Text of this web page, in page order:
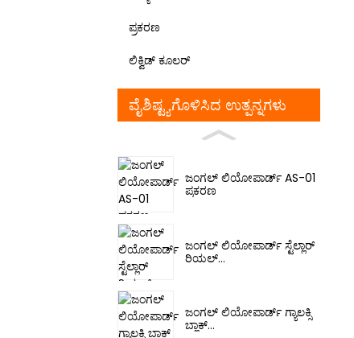
ಪ್ರಕರಣ
ಲಿಕ್ವಿಡ್ ಕೂಲರ್
ವೈಶಿಷ್ಟ್ಯಗೊಳಿಸಿದ ಉತ್ಪನ್ನಗಳು
ಜಂಗಲ್ ಲಿಯೋಪಾರ್ಡ್ AS-01
ಪ್ರಕರಣ
ಜಂಗಲ್ ಲಿಯೋಪಾರ್ಡ್ ಸ್ಟೆಲ್ಲಾರ್
ರಿಯಲ್...
ಜಂಗಲ್ ಲಿಯೋಪಾರ್ಡ್ ಗ್ಯಾಲಕ್ಸಿ
ಬ್ಲಾಕ್...